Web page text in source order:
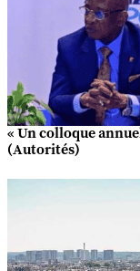
« Un colloque
(Autorités)